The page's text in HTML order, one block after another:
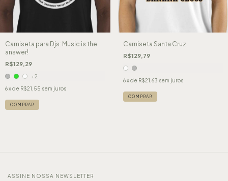
Camiseta para Djs: Music is the
answer!
R$129,29
+2
6x de R$21,55 sem juros
COMPRAR
Camiseta Santa Cruz
R$129,79
6 x de R$21,63 sem juros
COMPRAR
ASSINE NOSSA NEWSLETTER